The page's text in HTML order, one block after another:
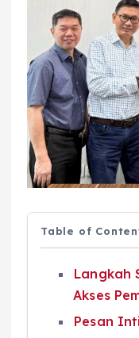
Table of
Langkah
Akses
Pesan